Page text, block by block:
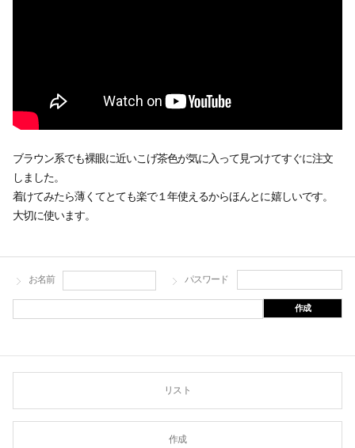
ブラウン系でも裸眼に近いこげ茶色が気に入って見つけてすぐに注文
しました。
着けてみたら薄くてとても楽で１年使えるからほんとに嬉しいです。
大切に使います。
お名前 パスワード
作成
リスト
作成